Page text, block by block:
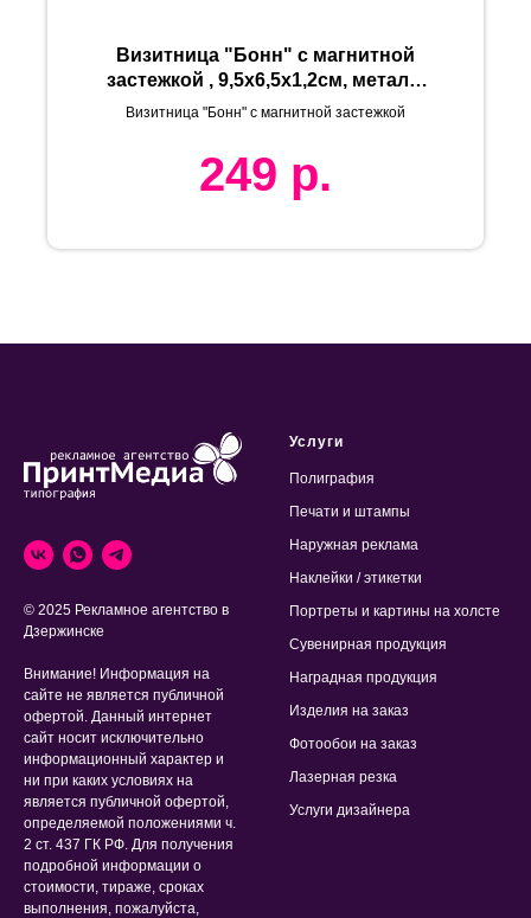
Визитница "Бонн" с магнитной
застежкой , 9,5х6,5х1,2см, металл,
искусств.кожа, лазерная
Визитница "Бонн" с магнитной застежкой
249 р.
© 2025 Рекламное агентство в
Дзержинске
Внимание! Информация на
сайте не является публичной
офертой. Данный интернет
сайт носит исключительно
информационный характер и
ни при каких условиях на
является публичной офертой,
определяемой положениями ч.
2 ст. 437 ГК РФ. Для получения
подробной информации о
стоимости, тираже, сроках
выполнения, пожалуйста,
Услуги
Полиграфия
Печати и штампы
Наружная реклама
Наклейки / этикетки
Портреты и картины на холсте
Сувенирная продукция
Наградная продукция
Изделия на заказ
Фотообои на заказ
Лазерная резка
Услуги дизайнера